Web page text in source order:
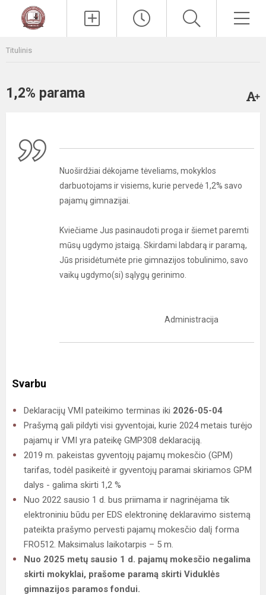
Titulinis
1,2% parama
Nuoširdžiai dėkojame tėveliams, mokyklos
darbuotojams ir visiems, kurie pervedė 1,2% savo
pajamų gimnazijai.
Kviečiame Jus pasinaudoti proga ir šiemet paremti
mūsų ugdymo įstaigą. Skirdami labdarą ir paramą,
Jūs prisidėtumėte prie gimnazijos tobulinimo, savo
vaikų ugdymo(si) sąlygų gerinimo.
Administracija
Svarbu
Deklaracijų VMI pateikimo terminas iki 2026-05-04
Prašymą gali pildyti visi gyventojai, kurie 2024 metais turėjo
pajamų ir VMI yra pateikę GMP308 deklaraciją.
2019 m. pakeistas gyventojų pajamų mokesčio (GPM)
tarifas, todėl pasikeitė ir gyventojų paramai skiriamos GPM
dalys - galima skirti 1,2 %
Nuo 2022 sausio 1 d. bus priimama ir nagrinėjama tik
elektroniniu būdu per EDS elektroninę deklaravimo sistemą
pateikta prašymo pervesti pajamų mokesčio dalį forma
FRO512. Maksimalus laikotarpis – 5 m.
Nuo 2025 metų sausio 1 d. pajamų mokesčio negalima
skirti mokyklai, prašome paramą skirti Viduklės
gimnazijos paramos fondui.